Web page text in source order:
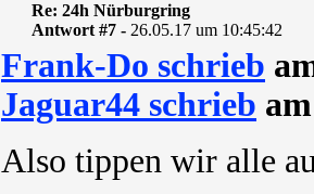
Re: 24h Nürburgring
Antwort #7 - 26.05.17 um 10:45:42
Frank-Do schrieb
Jaguar44 schrieb
Also tippen wir alle